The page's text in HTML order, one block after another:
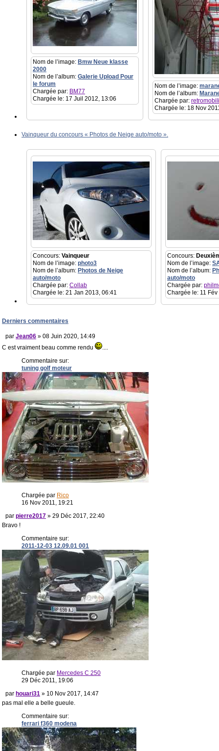
Nom de l’image: Bmw Neue klasse
2000
Nom de l’album: Galerie Upload Pour
le forum
Chargée par: BM77
Chargée le: 17 Juil 2012, 13:06
Nom de l’image:
Nom de l’album:
Chargée par:
Chargée le: 18 Nov
Vainqueur du concours « Photos de Neige auto/moto ».
Concours: Vainqueur
Nom de l’image: photo3
Nom de l’album: Photos de Neige
auto/moto
Chargée par: Collab
Chargée le: 21 Jan 2013, 06:41
Concours:
Nom de l’image:
Nom de l’album:
auto/moto
Chargée par:
Chargée le: 11
Derniers commentaires
par Jean06 » 08 Juin 2020, 14:49
C est vraiment beau comme rendu
....
Commentaire sur:
tuning golf moteur
Chargée par Rico
16 Nov 2011, 19:21
par pierre2017 » 29 Déc 2017, 22:40
Bravo !
Commentaire sur:
2011-12-03 12.09.01 001
Chargée par Mercedes C 250
29 Déc 2011, 19:06
par houari31 » 10 Nov 2017, 14:47
pas mal elle a belle gueule.
Commentaire sur:
ferrari f360 modena